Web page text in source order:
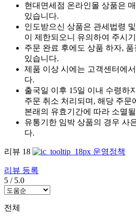
현대면세점 온라인몰 상품은
있습니다.
인도받으신 상품은 관세법령
이 제한되오니 유의하여 주시
주문 완료 후에도 상품 하자,
있습니다.
제품 이상 시에는 고객센터에
다.
출국일 이후 15일 이내 수령하
주문 취소 처리되며, 해당 주문
본래의 유효기간에 따라 소멸
유통기한 임박 상품의 경우 사
다.
리뷰 18 운영정책
리뷰 등록
5 / 5.0
전체